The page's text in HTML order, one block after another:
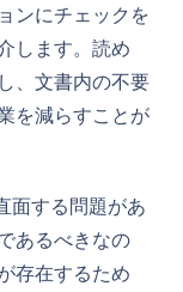
ンにチェックを
します。読め
、文書内の不要
を減らすことが
あるべきなの
存在するため